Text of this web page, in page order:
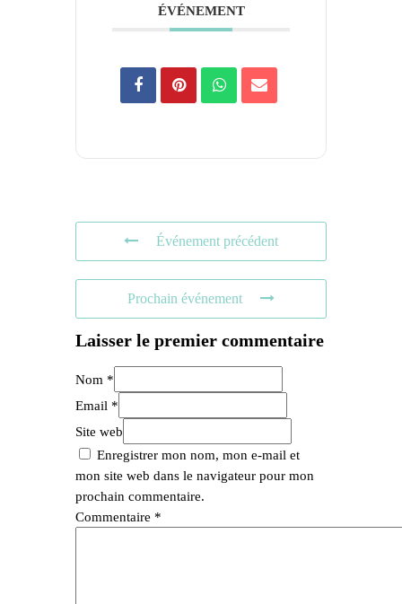
ÉVÉNEMENT
Événement précédent
Prochain événement
Laisser le premier commentaire
Nom *
Email *
Site web
Enregistrer mon nom, mon e-mail et
mon site web dans le navigateur pour mon
prochain commentaire.
Commentaire *